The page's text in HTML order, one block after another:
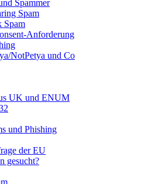
Spammer
Spam
Spam
Anforderung
NotPetya und Co
UK und ENUM
und Phishing
der EU
gesucht?